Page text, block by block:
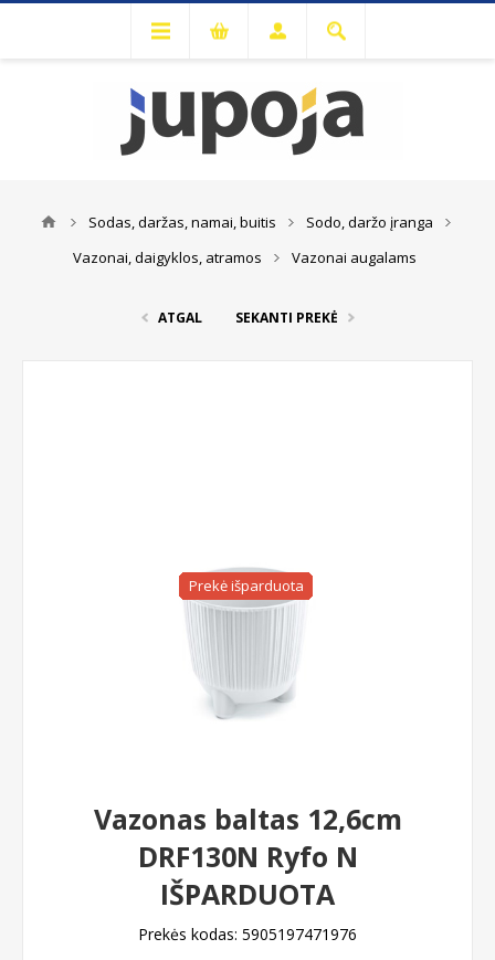
Sodas, daržas, namai, buitis
Sodo, daržo įranga
Vazonai, daigyklos, atramos
Vazonai augalams
ATGAL SEKANTI PREKĖ
Prekė išparduota
Vazonas baltas 12,6cm
DRF130N Ryfo N
IŠPARDUOTA
Prekės kodas: 5905197471976